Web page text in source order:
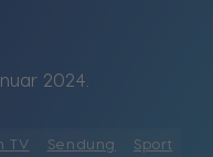
2024.
TV Sendung Sport